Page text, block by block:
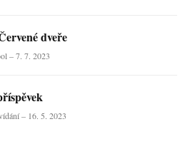
dveře
– 7. 7. 2023
– 16. 5. 2023